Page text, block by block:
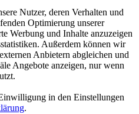
Nutzer, deren Verhalten und
Optimierung unserer
Werbung und Inhalte anzuzeigen
Außerdem können wir
Anbietern abgleichen und
Angebote anzeigen, nur wenn
in den Einstellungen
.